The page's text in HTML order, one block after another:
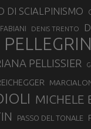
DI SCIALPINISMO
DENIS TRENTO
PELLISSIER
MICHELE
PASSO DEL TONALE